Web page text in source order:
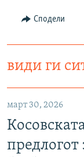
Сподели
види ги
март 30, 2026